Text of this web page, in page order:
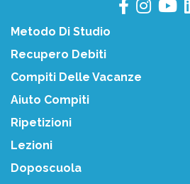
Metodo Di Studio
Recupero Debiti
Compiti Delle Vacanze
Aiuto Compiti
Ripetizioni
Lezioni
Doposcuola